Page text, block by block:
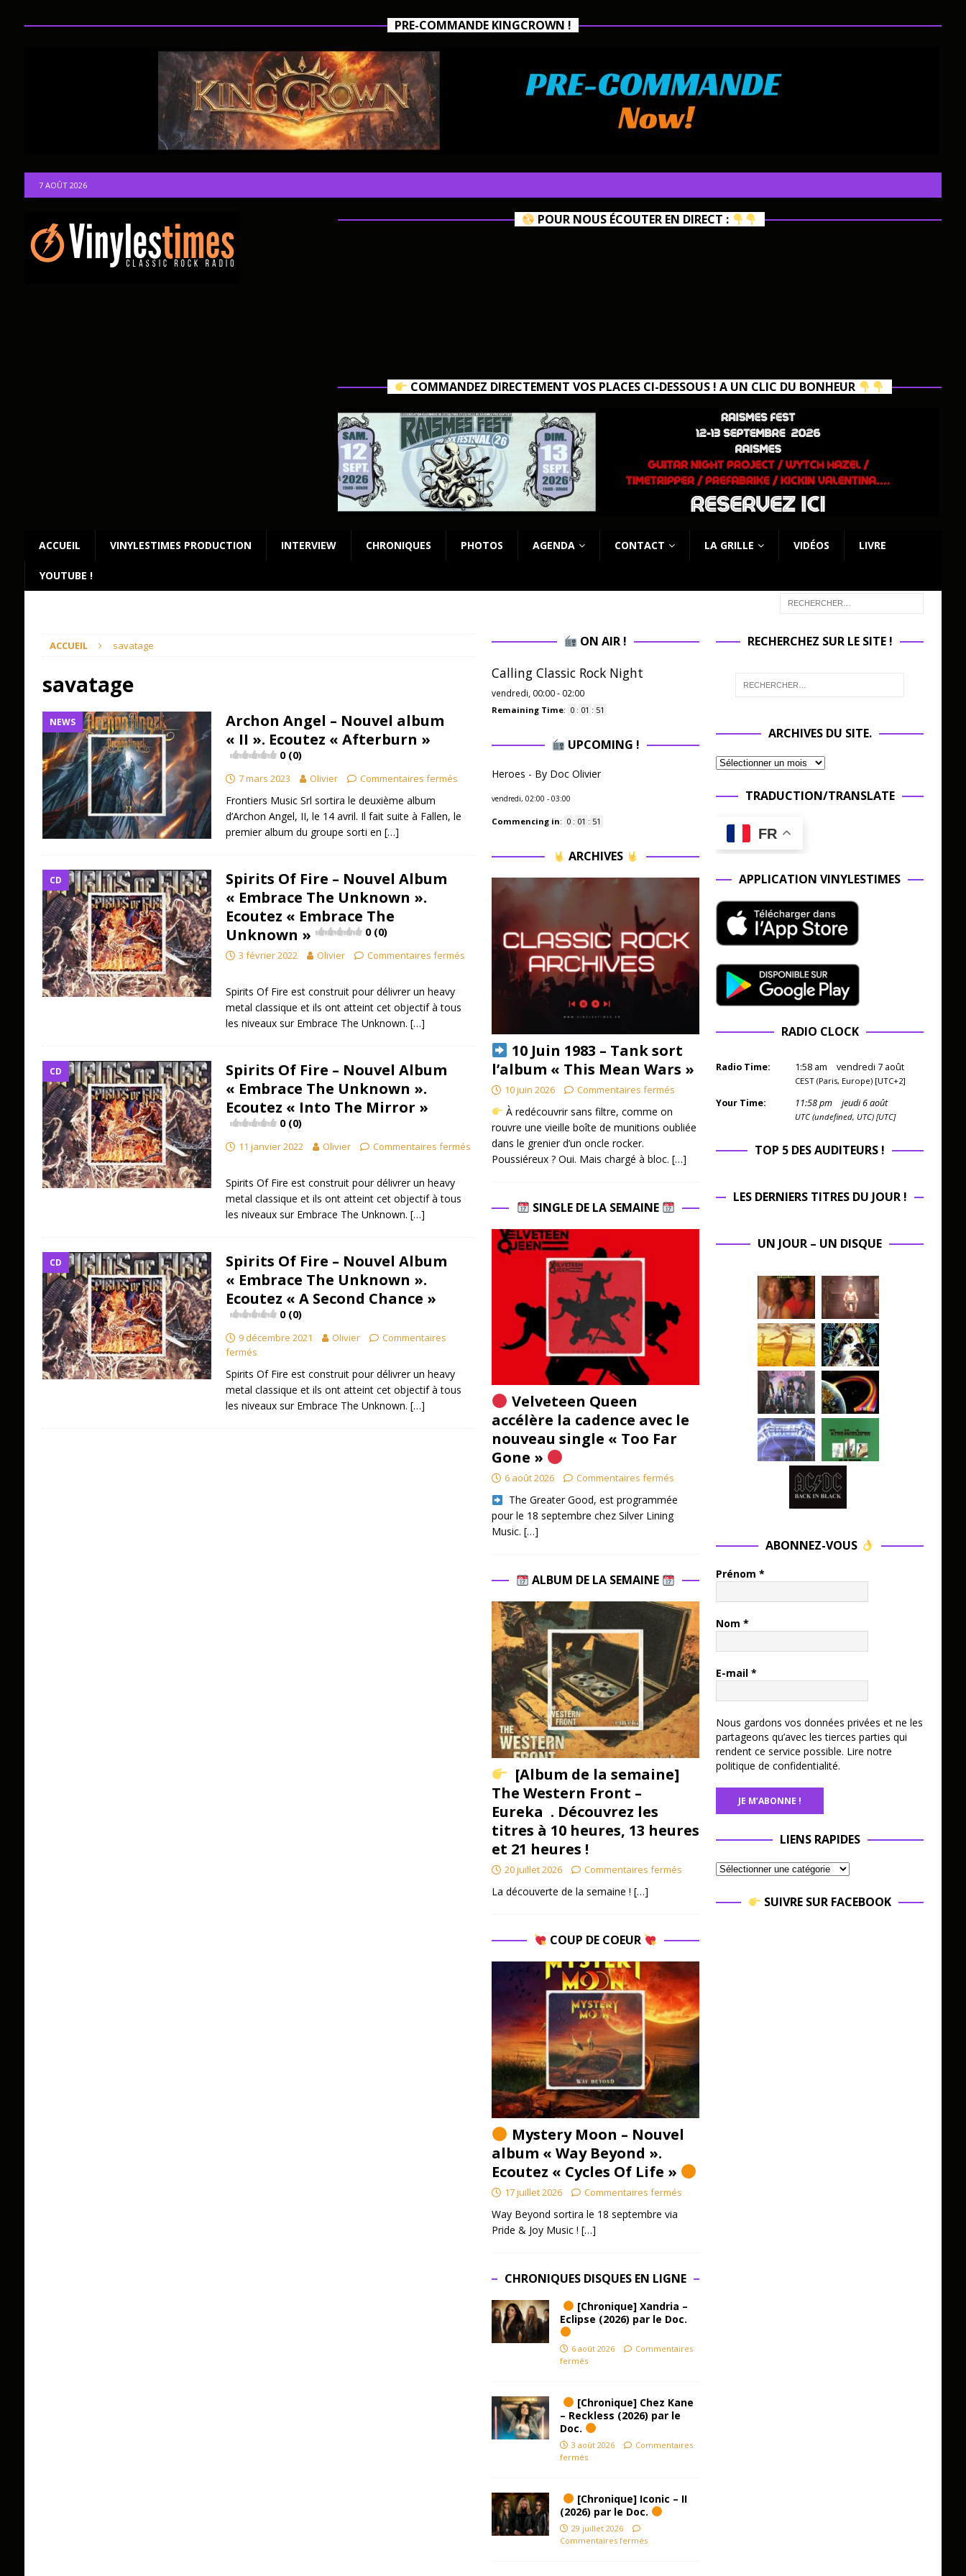
PRE-COMMANDE KINGCROWN !
7 AOÛT 2026
POUR NOUS ÉCOUTER EN DIRECT :
COMMANDEZ DIRECTEMENT VOS PLACES CI-DESSOUS ! A UN CLIC DU BONHEUR
ACCUEIL VINYLESTIMES PRODUCTION INTERVIEW CHRONIQUES PHOTOS AGENDA CONTACT LA GRILLE VIDÉOS LIVRE
YOUTUBE !
ACCUEIL savatage
savatage
NEWS
Archon Angel – Nouvel album
« II ». Ecoutez « Afterburn »
0 (0)
7 mars 2023 Olivier Commentaires fermés
Frontiers Music Srl sortira le deuxième album
d’Archon Angel, II, le 14 avril. Il fait suite à Fallen, le
premier album du groupe sorti en […]
CD
Spirits Of Fire – Nouvel Album
« Embrace The Unknown ».
Ecoutez « Embrace The
Unknown »
0 (0)
3 février 2022 Olivier Commentaires fermés
Spirits Of Fire est construit pour délivrer un heavy
metal classique et ils ont atteint cet objectif à tous
les niveaux sur Embrace The Unknown. […]
CD
Spirits Of Fire – Nouvel Album
« Embrace The Unknown ».
Ecoutez « Into The Mirror »
0 (0)
11 janvier 2022 Olivier Commentaires fermés
Spirits Of Fire est construit pour délivrer un heavy
metal classique et ils ont atteint cet objectif à tous
les niveaux sur Embrace The Unknown. […]
CD
Spirits Of Fire – Nouvel Album
« Embrace The Unknown ».
Ecoutez « A Second Chance »
0 (0)
9 décembre 2021 Olivier
Commentaires
fermés
Spirits Of Fire est construit pour délivrer un heavy
metal classique et ils ont atteint cet objectif à tous
les niveaux sur Embrace The Unknown. […]
ON AIR !
Calling Classic Rock Night
vendredi, 00:00 - 02:00
Remaining Time: 0 : 01 : 50
UPCOMING !
Heroes - By Doc Olivier
vendredi, 02:00 - 03:00
Commencing in: 0 : 01 : 50
ARCHIVES
10 Juin 1983 – Tank sort
l’album « This Mean Wars »
10 juin 2026 Commentaires fermés
À redécouvrir sans filtre, comme on
rouvre une vieille boîte de munitions oubliée
dans le grenier d’un oncle rocker.
Poussiéreux ? Oui. Mais chargé à bloc. […]
SINGLE DE LA SEMAINE
Velveteen Queen
accélère la cadence avec le
nouveau single « Too Far
Gone »
6 août 2026 Commentaires fermés
​ The Greater Good, est programmée
pour le 18 septembre chez Silver Lining
Music. […]
ALBUM DE LA SEMAINE
[Album de la semaine]
The Western Front –
Eureka . Découvrez les
titres à 10 heures, 13 heures
et 21 heures !
20 juillet 2026 Commentaires fermés
La découverte de la semaine ! […]
COUP DE COEUR
Mystery Moon – Nouvel
album « Way Beyond ».
Ecoutez « Cycles Of Life »
17 juillet 2026 Commentaires fermés
Way Beyond sortira le 18 septembre via
Pride & Joy Music ! […]
CHRONIQUES DISQUES EN LIGNE
[Chronique] Xandria –
Eclipse (2026) par le Doc.
6 août 2026
Commentaires
fermés
[Chronique] Chez Kane
– Reckless (2026) par le
Doc.
3 août 2026
Commentaires
fermés
[Chronique] Iconic – II
(2026) par le Doc.
29 juillet 2026
Commentaires fermés
RECHERCHEZ SUR LE SITE !
ARCHIVES DU SITE.
TRADUCTION/TRANSLATE
FR
APPLICATION VINYLESTIMES
RADIO CLOCK
Radio Time: 1:58 am vendredi 7 août
CEST (Paris, Europe) [UTC+2]
Your Time: 11:58pm jeudi 6 août
UTC (undefined, UTC) [UTC]
TOP 5 DES AUDITEURS !
LES DERNIERS TITRES DU JOUR !
UN JOUR – UN DISQUE
ABONNEZ-VOUS
Prénom *
Nom *
E-mail *
Nous gardons vos données privées et ne les
partageons qu’avec les tierces parties qui
rendent ce service possible. Lire notre
politique de confidentialité.
LIENS RAPIDES
SUIVRE SUR FACEBOOK